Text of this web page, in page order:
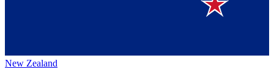
New Zealand